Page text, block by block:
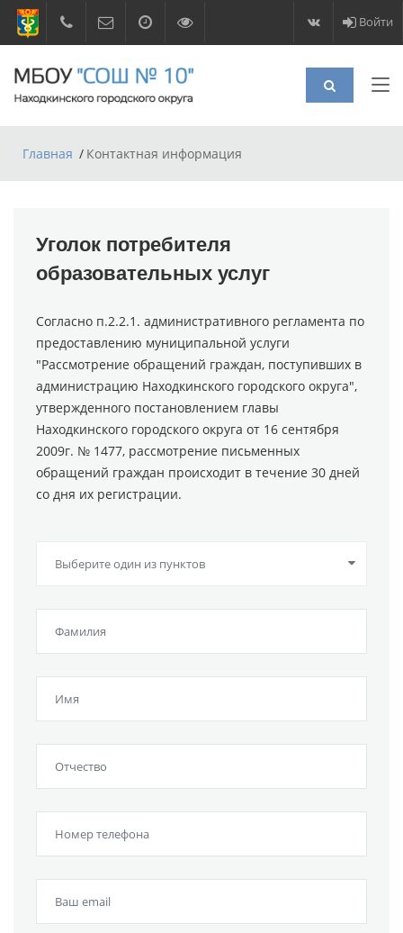
Войти
Главная Контактная информация
Уголок потребителя
образовательных услуг
Согласно п.2.2.1. административного регламента по
предоставлению муниципальной услуги
"Рассмотрение обращений граждан, поступивших в
администрацию Находкинского городского округа",
утвержденного постановлением главы
Находкинского городского округа от 16 сентября
2009г. № 1477, рассмотрение письменных
обращений граждан происходит в течение 30 дней
со дня их регистрации.
Выберите один из пунктов